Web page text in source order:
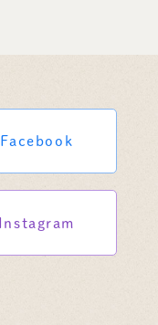
Facebook
Instagram